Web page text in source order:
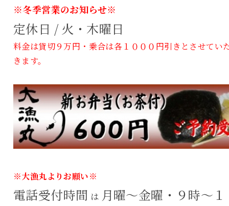
※冬季営業のお知らせ※
定休日 / 火・木曜日
料金は貸切９万円・乗合は各１０００円引きとさせてい
きます。
※大漁丸よりお願い※
電話受付時間 は 月曜～金曜・９時～